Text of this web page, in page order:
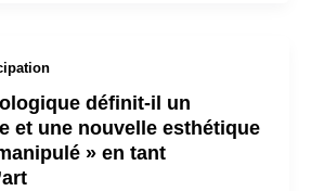
définit-il un
et une nouvelle esthétique
» en tant